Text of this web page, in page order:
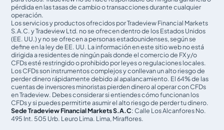
pérdida en las tasas de cambio o transacciones durante cualquier
operación.
Los servicios y productos ofrecidos por Tradeview Financial Markets
S.A.C. y Tradeview Ltd. no se ofrecen dentro de los Estados Unidos
(EE. UU.) y no se ofrecen a personas estadounidenses, según se
define en la ley de EE. UU. La información en este sitio web no está
dirigida a residentes de ningún país donde el comercio de FX y/o
CFDs esté restringido o prohibido por leyes o regulaciones locales.
Los CFDs son instrumentos complejos y conllevan un alto riesgo de
perder dinero rápidamente debido al apalancamiento. El 64% de las
cuentas de inversores minoristas pierden dinero al operar con CFDs
en Tradeview. Debes considerar si entiendes cómo funcionan los
CFDs y si puedes permitirte asumir el alto riesgo de perder tu dinero.
Sede Tradeview Financial Markets S.A.C: Calle Los Alcanfores No.
495 Int. 505 Urb. Leuro Lima. Lima, Miraflores.